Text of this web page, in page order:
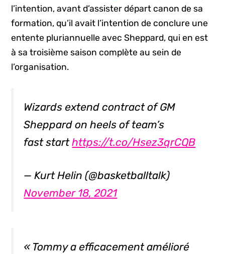
l’intention, avant d’assister départ canon de sa
formation, qu’il avait l’intention de conclure une
entente pluriannuelle avec Sheppard, qui en est
à sa troisième saison complète au sein de
l’organisation.
Wizards extend contract of GM
Sheppard on heels of team’s
fast starthttps://t.co/Hsez3qrCQB
— Kurt Helin (@basketballtalk)
November 18, 2021
« Tommy a efficacement amélioré